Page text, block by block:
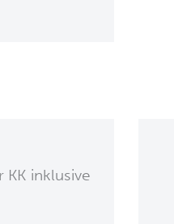
KK inklusive